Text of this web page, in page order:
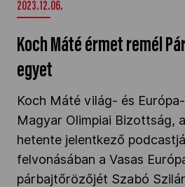
2023.12.06.
Koch Máté érmet remél
egyet
Koch Máté világ- és
Magyar Olimpiai Bizottság,
hetente jelentkező
felvonásában a Vasas
párbajtőrözőjét Szabó